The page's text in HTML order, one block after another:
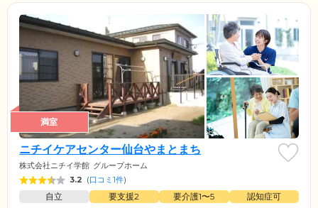
満室
ニチイケアセンター仙台やまとまち
株式会社ニチイ学館 グループホーム
3.2 (口コミ1件)
自立 要支援2 要介護1〜5
認知症可